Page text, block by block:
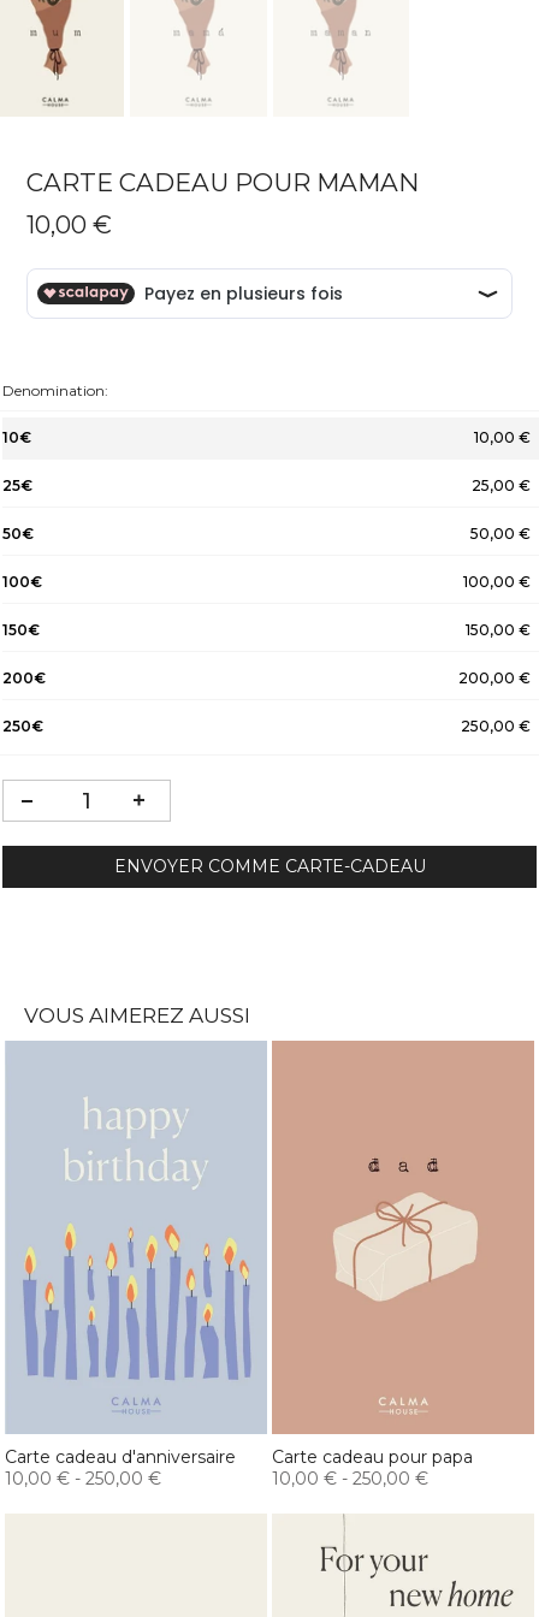
CARTE CADEAU POUR MAMAN
10,00 €
Denomination:
10€ 10,00 €
25€ 25,00 €
50€ 50,00 €
100€ 100,00 €
150€ 150,00 €
200€ 200,00 €
250€ 250,00 €
ENVOYER COMME CARTE-CADEAU
VOUS AIMEREZ AUSSI
Carte cadeau d'anniversaire
10,00 € - 250,00 €
Carte cadeau pour papa
10,00 € - 250,00 €